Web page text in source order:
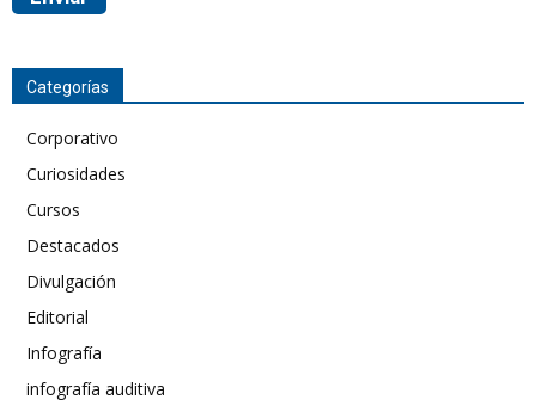
Categorías
Corporativo
Curiosidades
Cursos
Destacados
Divulgación
Editorial
Infografía
infografía auditiva